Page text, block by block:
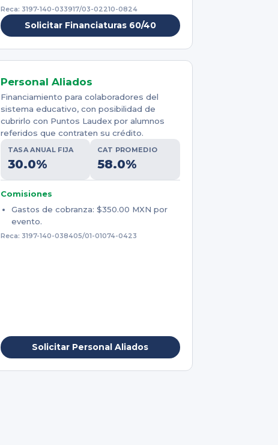
Reca: 3197-140-033917/03-02210-0824
Solicitar Financiaturas 60/40
Personal Aliados
Financiamiento para colaboradores del
sistema educativo, con posibilidad de
cubrirlo con Puntos Laudex por alumnos
referidos que contraten su crédito.
TASA ANUAL FIJA
30.0%
CAT PROMEDIO
58.0%
Comisiones
Gastos de cobranza: $350.00 MXN por
evento.
Reca: 3197-140-038405/01-01074-0423
Solicitar Personal Aliados